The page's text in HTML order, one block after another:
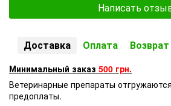
Написать
Доставка Оплата Возврат
Минимальный заказ 500 грн.
Ветеринарные препараты
предоплаты.